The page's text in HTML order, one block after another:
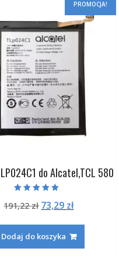
PROMOCJA!
do Alcatel,TCL 580
5.00
na 5
191,22zł Pierwotna
wynosiła:
191,22 zł.
73,29 złAktualna
73,29 zł.
Dodaj do koszyka